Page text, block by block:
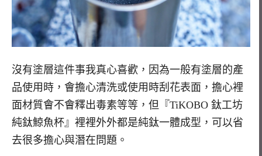
沒有塗層這件事我真心喜歡，因為一般有塗層的產
品使用時，會擔心清洗或使用時刮花表面，擔心裡
面材質會不會釋出毒素等等，但『TiKOBO 鈦工坊
純鈦鯨魚杯』裡裡外外都是純鈦一體成型，可以省
去很多擔心與潛在問題。